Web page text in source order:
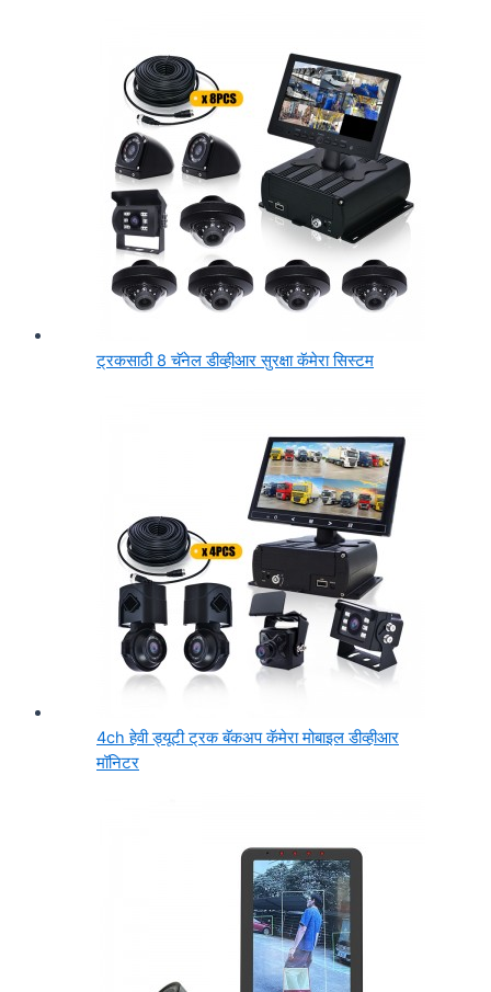
ट्रकसाठी 8 चॅनेल डीव्हीआर सुरक्षा कॅमेरा सिस्टम
4ch हेवी ड्यूटी ट्रक बॅकअप कॅमेरा मोबाइल डीव्हीआर
मॉनिटर